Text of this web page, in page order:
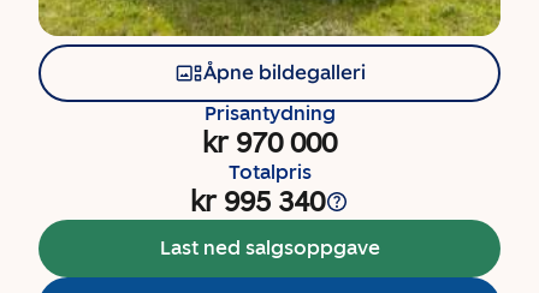
Åpne bildegalleri
Prisantydning
kr 970 000
Totalpris
kr 995 340
Last ned salgsoppgave